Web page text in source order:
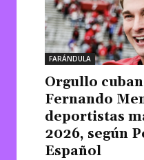
FARÁNDULA
Orgullo
Fernando
deportistas
2026, según
Español